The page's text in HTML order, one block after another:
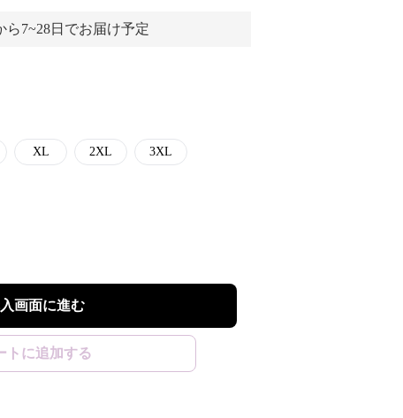
ら7~28日でお届け予定
XL 2XL 3XL
画面に進む
トに追加する